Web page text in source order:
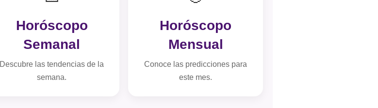
Horóscopo
Semanal
Descubre las tendencias de la
semana.
Horóscopo
Mensual
Conoce las predicciones para
este mes.